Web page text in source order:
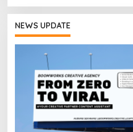
NEWS UPDATE